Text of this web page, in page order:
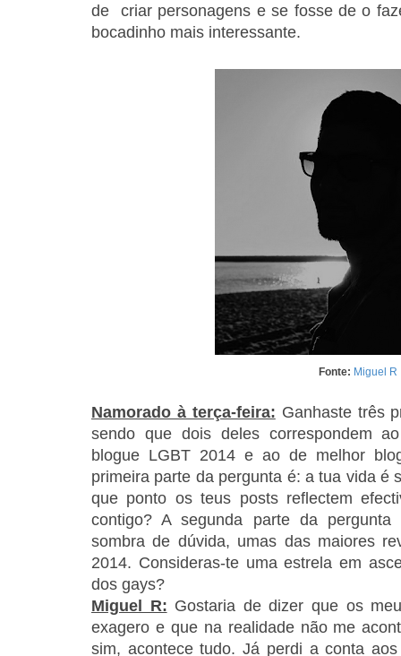
de criar personagens e se fosse de o
bocadinho mais interessante.
Fonte: Miguel R
Namorado à terça-feira: Ganhaste três
sendo que dois deles correspondem
blogue LGBT 2014 e ao de melhor
primeira parte da pergunta é: a tua vida é
que ponto os teus posts reflectem
contigo? A segunda parte da
sombra de dúvida, umas das maiores
2014. Consideras-te uma estrela em
dos gays?
Miguel R: Gostaria de dizer que os
exagero e que na realidade não me
sim, acontece tudo. Já perdi a conta